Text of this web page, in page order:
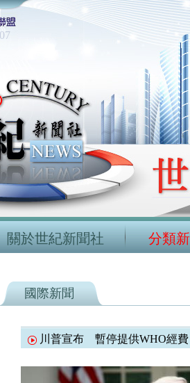
關於世紀新聞社 分類
國際新聞
川普宣布 暫停提供WHO經費